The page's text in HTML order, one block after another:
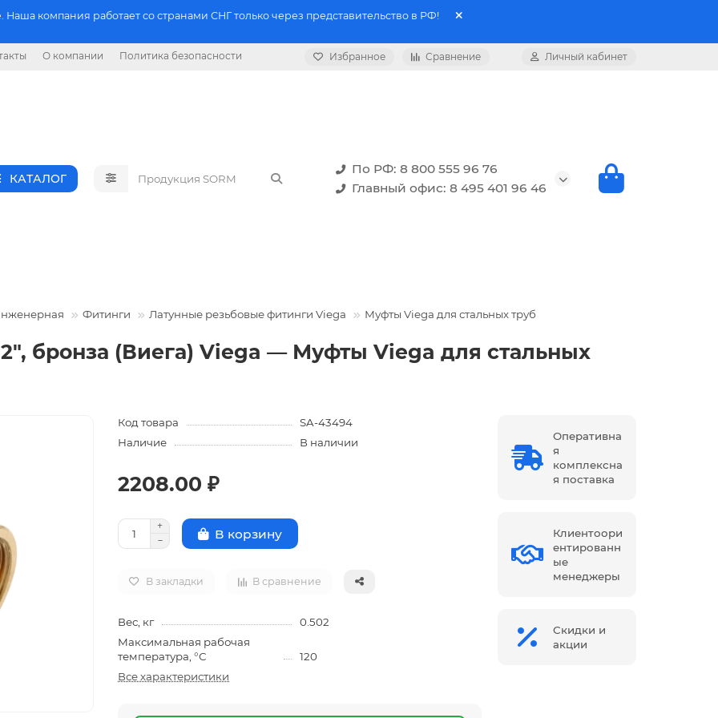
компания работает со странами СНГ только через представительство в РФ!
О компании Политика безопасности Избранное Сравнение Личный кабинет
КАТАЛОГ
По РФ: 8 800 555 96 76
Главный офис: 8 495 401 96 46
Фитинги Латунные резьбовые фитинги Viega Муфты Viega для стальных труб
бронза (Виега) Viega — Муфты Viega для стальных
Код товара
SA-43494
Наличие
В наличии
2208.00 ₽
В корзину
В закладки В сравнение
Вес, кг
0.502
Максимальная рабочая
температура, °С
120
Все характеристики
Оперативна
я
комплексна
я поставка
Клиентоори
ентированн
ые
менеджеры
Скидки и
акции